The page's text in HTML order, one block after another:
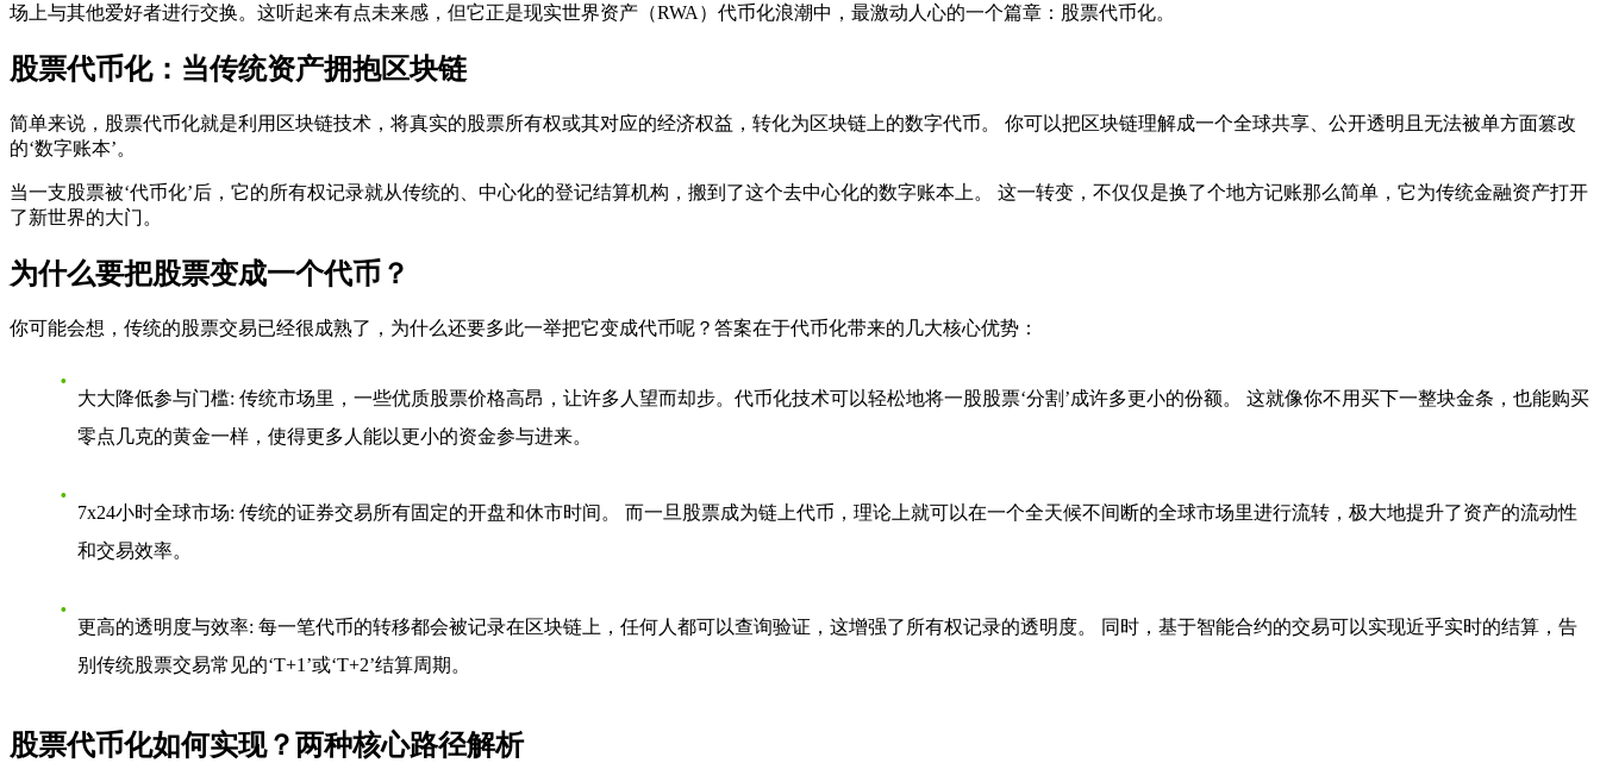
场上与其他爱好者进行交换。这听起来有点未来感，但它正是现实世界资产（RWA）代币化浪潮中，最激动人心的一个篇章：股票代币化。
股票代币化：当传统资产拥抱区块链
简单来说，股票代币化就是利用区块链技术，将真实的股票所有权或其对应的经济权益，转化为区块链上的数字代币。 你可以把区块链理解成一个全球共享、公开透明且无法被单方面篡改
的‘数字账本’。
当一支股票被‘代币化’后，它的所有权记录就从传统的、中心化的登记结算机构，搬到了这个去中心化的数字账本上。 这一转变，不仅仅是换了个地方记账那么简单，它为传统金融资产打开
了新世界的大门。
为什么要把股票变成一个代币？
你可能会想，传统的股票交易已经很成熟了，为什么还要多此一举把它变成代币呢？答案在于代币化带来的几大核心优势：
大大降低参与门槛: 传统市场里，一些优质股票价格高昂，让许多人望而却步。代币化技术可以轻松地将一股股票‘分割’成许多更小的份额。 这就像你不用买下一整块金条，也能购买
零点几克的黄金一样，使得更多人能以更小的资金参与进来。
7x24小时全球市场: 传统的证券交易所有固定的开盘和休市时间。 而一旦股票成为链上代币，理论上就可以在一个全天候不间断的全球市场里进行流转，极大地提升了资产的流动性
和交易效率。
更高的透明度与效率: 每一笔代币的转移都会被记录在区块链上，任何人都可以查询验证，这增强了所有权记录的透明度。 同时，基于智能合约的交易可以实现近乎实时的结算，告
别传统股票交易常见的‘T+1’或‘T+2’结算周期。
股票代币化如何实现？两种核心路径解析